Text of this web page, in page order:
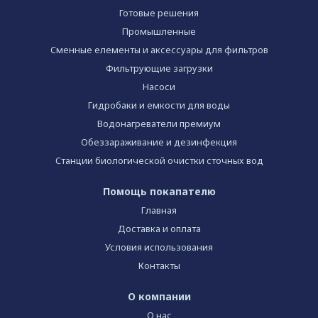
Готовые решения
Промышленные
Сменные елементы и аксессуары для фильтров
Фильтрующие загрузки
Насоси
Гидробаки и емкости для воды
Водонагреватели премиум
Обеззараживание и дезинфекция
Станции биологической очистки сточных вод
Помощь покапателю
Главная
Доставка и оплата
Условия использования
Контакты
О компании
О нас